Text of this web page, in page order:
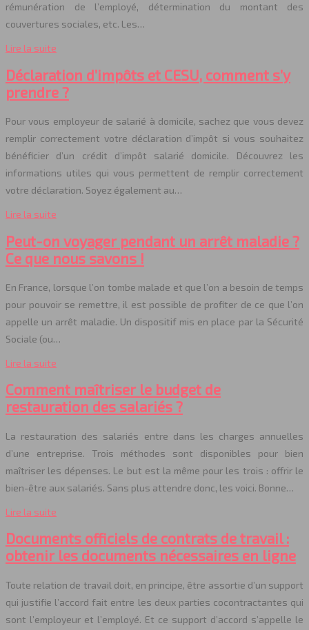
rémunération de l’employé, détermination du montant des
couvertures sociales, etc. Les…
Lire la suite
Déclaration d’impôts et CESU, comment s’y
prendre ?
Pour vous employeur de salarié à domicile, sachez que vous devez
remplir correctement votre déclaration d’impôt si vous souhaitez
bénéficier d’un crédit d’impôt salarié domicile. Découvrez les
informations utiles qui vous permettent de remplir correctement
votre déclaration. Soyez également au…
Lire la suite
Peut-on voyager pendant un arrêt maladie ?
Ce que nous savons !
En France, lorsque l’on tombe malade et que l’on a besoin de temps
pour pouvoir se remettre, il est possible de profiter de ce que l’on
appelle un arrêt maladie. Un dispositif mis en place par la Sécurité
Sociale (ou…
Lire la suite
Comment maîtriser le budget de
restauration des salariés ?
La restauration des salariés entre dans les charges annuelles
d’une entreprise. Trois méthodes sont disponibles pour bien
maîtriser les dépenses. Le but est la même pour les trois : offrir le
bien-être aux salariés. Sans plus attendre donc, les voici. Bonne…
Lire la suite
Documents officiels de contrats de travail :
obtenir les documents nécessaires en ligne
Toute relation de travail doit, en principe, être assortie d’un support
qui justifie l’accord fait entre les deux parties cocontractantes qui
sont l’employeur et l’employé. Et ce support d’accord s’appelle le